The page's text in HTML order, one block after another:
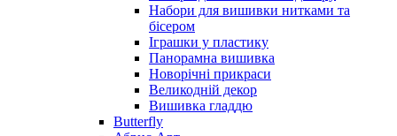
Набори для вишивки нитками та
бісером
Іграшки у пластику
Панорамна вишивка
Новорічні прикраси
Великодній декор
Вишивка гладдю
Butterfly